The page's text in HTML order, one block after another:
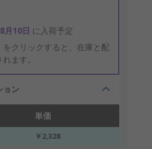
月10日 に入荷予定
をクリックすると、在庫と配
ます。
ョン
単価
￥2,328